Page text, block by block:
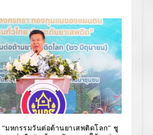
มหกรรมวันต่อต้านยาเสพติดโลก” ชู